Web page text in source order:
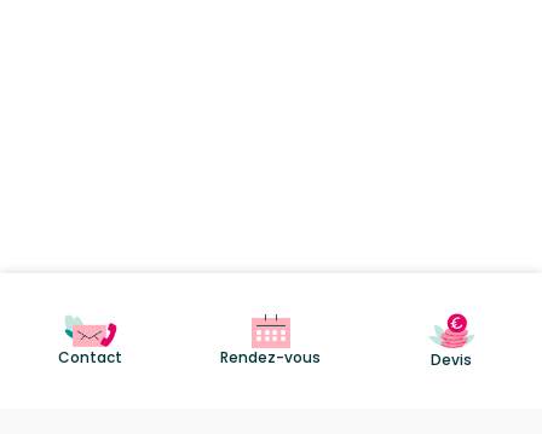
Contact Rendez-vous Devis